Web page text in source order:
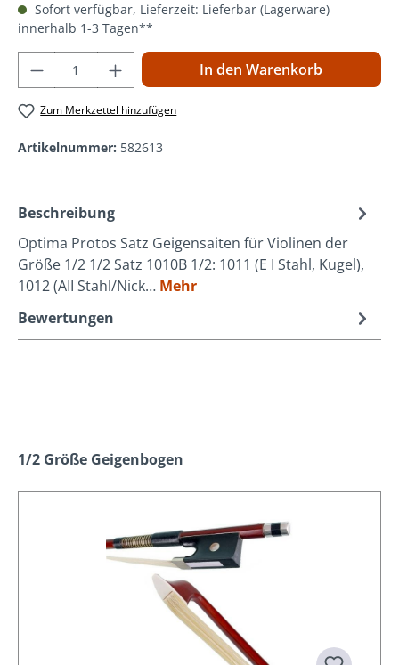
Sofort verfügbar, Lieferzeit: Lieferbar (Lagerware)
innerhalb 1-3 Tagen**
Produkt Anzahl: Gib den gewünschten
In den Warenkorb
Zum Merkzettel hinzufügen
Artikelnummer: 582613
Beschreibung
Optima Protos Satz Geigensaiten für Violinen der
Größe 1/2 1/2 Satz 1010B 1/2: 1011 (E I Stahl, Kugel),
1012 (AII Stahl/Nick… Mehr
Bewertungen
Produktgalerie überspringen
1/2 Größe Geigenbogen